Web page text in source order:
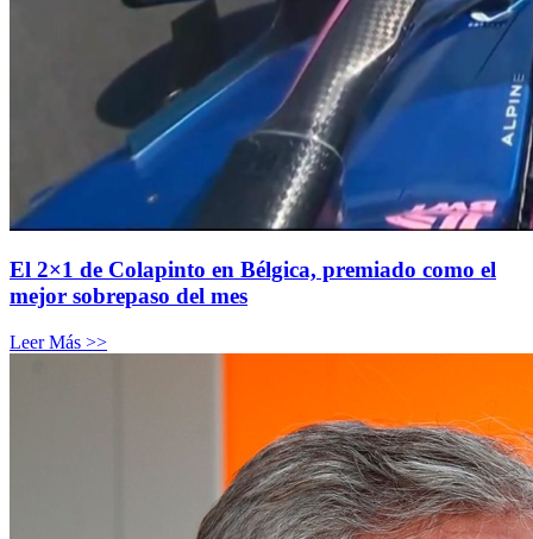
El 2×1 de Colapinto en Bélgica, premiado como el
mejor sobrepaso del mes
Leer Más >>